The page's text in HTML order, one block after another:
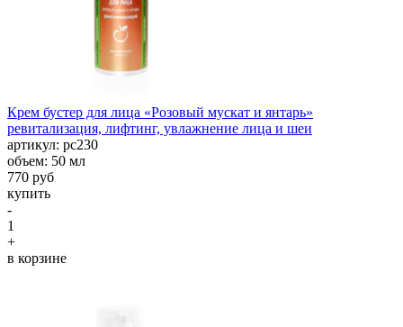
Крем бустер для лица «Розовый мускат и янтарь»
ревитализация, лифтинг, увлажнение лица и шеи
aртикул: рс230
объем: 50 мл
770 руб
купить
-
1
+
в корзине